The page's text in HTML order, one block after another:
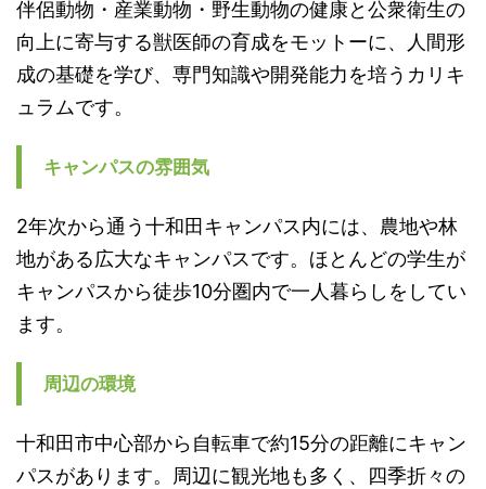
伴侶動物・産業動物・野生動物の健康と公衆衛生の
向上に寄与する獣医師の育成をモットーに、人間形
成の基礎を学び、専門知識や開発能力を培うカリキ
ュラムです。
キャンパスの雰囲気
2年次から通う十和田キャンパス内には、農地や林
地がある広大なキャンパスです。ほとんどの学生が
キャンパスから徒歩10分圏内で一人暮らしをしてい
ます。
周辺の環境
十和田市中心部から自転車で約15分の距離にキャン
パスがあります。周辺に観光地も多く、四季折々の